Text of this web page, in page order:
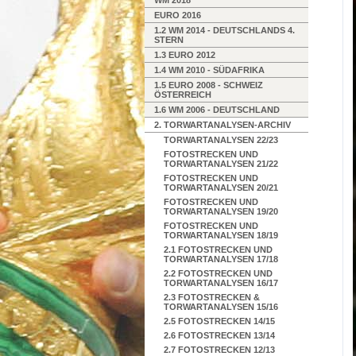
EURO 2016
1.2 WM 2014 - DEUTSCHLANDS 4.
STERN
1.3 EURO 2012
1.4 WM 2010 - SÜDAFRIKA
1.5 EURO 2008 - SCHWEIZ
ÖSTERREICH
1.6 WM 2006 - DEUTSCHLAND
2. TORWARTANALYSEN-ARCHIV
TORWARTANALYSEN 22/23
FOTOSTRECKEN UND
TORWARTANALYSEN 21/22
FOTOSTRECKEN UND
TORWARTANALYSEN 20/21
FOTOSTRECKEN UND
TORWARTANALYSEN 19/20
FOTOSTRECKEN UND
TORWARTANALYSEN 18/19
2.1 FOTOSTRECKEN UND
TORWARTANALYSEN 17/18
2.2 FOTOSTRECKEN UND
TORWARTANALYSEN 16/17
2.3 FOTOSTRECKEN &
TORWARTANALYSEN 15/16
2.5 FOTOSTRECKEN 14/15
2.6 FOTOSTRECKEN 13/14
2.7 FOTOSTRECKEN 12/13